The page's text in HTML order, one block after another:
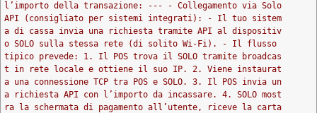
l’importo della transazione: --- - Collegamento via Solo
API (consigliato per sistemi integrati): - Il tuo sistem
a di cassa invia una richiesta tramite API al dispositiv
o SOLO sulla stessa rete (di solito Wi-Fi). - Il flusso
tipico prevede: 1. Il POS trova il SOLO tramite broadcas
t in rete locale e ottiene il suo IP. 2. Viene instaurat
a una connessione TCP tra POS e SOLO. 3. Il POS invia un
a richiesta API con l’importo da incassare. 4. SOLO most
ra la schermata di pagamento all’utente, riceve la carta